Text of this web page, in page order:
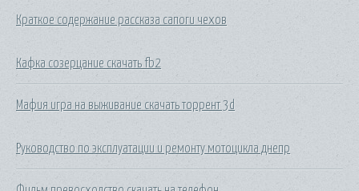
Краткое содержание рассказа сапоги чехов
Кафка созерцание скачать fb2
Мафия игра на выживание скачать торрент 3d
Руководство по эксплуатации и ремонту мотоцикла днепр